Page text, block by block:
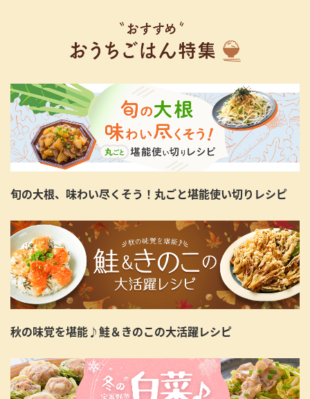
旬の大根、味わい尽くそう！丸ごと堪能使い切りレシピ
秋の味覚を堪能♪鮭＆きのこの大活躍レシピ